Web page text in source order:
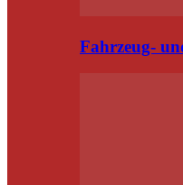
Fahrzeug-